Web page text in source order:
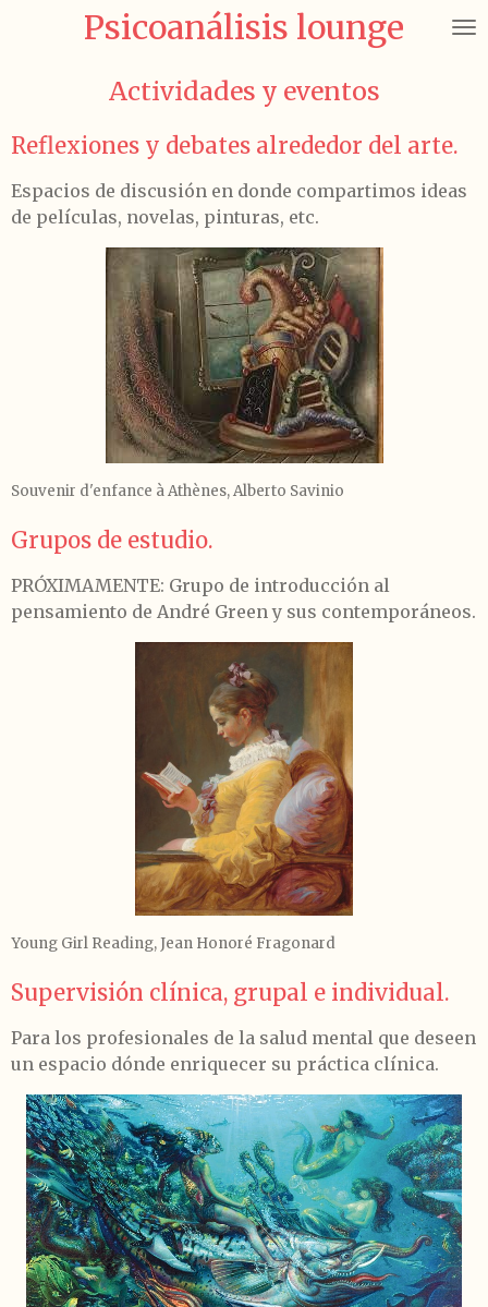
Psicoanálisis lounge
Actividades y eventos
Reflexiones y debates alrededor del arte.
Espacios de discusión en donde compartimos ideas
de películas, novelas, pinturas, etc.
Souvenir d'enfance à Athènes, Alberto Savinio
Grupos de estudio.
PRÓXIMAMENTE: Grupo de introducción al
pensamiento de André Green y sus contemporáneos.
Young Girl Reading,Jean Honoré Fragonard
Supervisión clínica, grupal e individual.
Para los profesionales de la salud mental que deseen
un espacio dónde enriquecer su práctica clínica.